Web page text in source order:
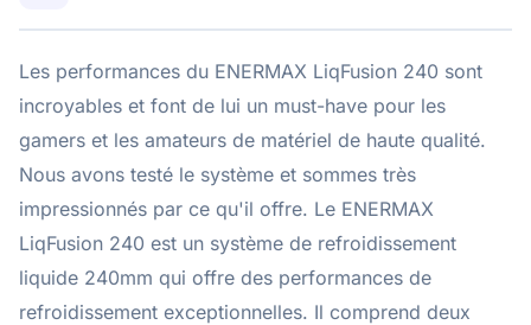
Les performances du ENERMAX LiqFusion 240 sont
incroyables et font de lui un must-have pour les
gamers et les amateurs de matériel de haute qualité.
Nous avons testé le système et sommes très
impressionnés par ce qu'il offre. Le ENERMAX
LiqFusion 240 est un système de refroidissement
liquide 240mm qui offre des performances de
refroidissement exceptionnelles. Il comprend deux